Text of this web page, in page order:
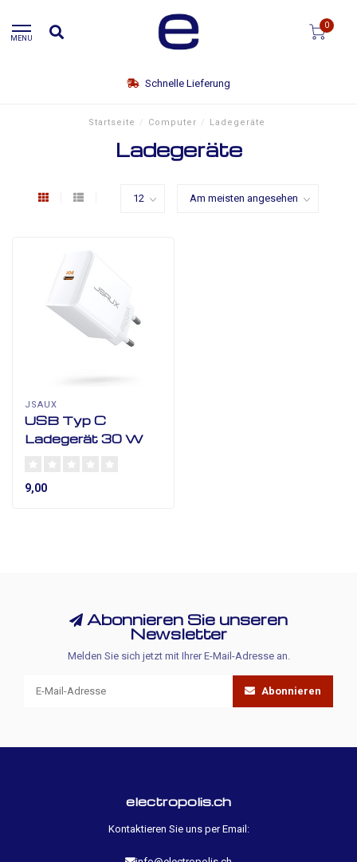
MENU
0
Schnelle Lieferung
Startseite / Computer / Ladegeräte
Ladegeräte
JSAUX
USB Typ C
Ladegerät 30 W
9,00
Abonnieren Sie unseren
Newsletter
Melden Sie sich jetzt mit Ihrer E-Mail-Adresse an.
Abonnieren
electropolis.ch
Kontaktieren Sie uns per Email: